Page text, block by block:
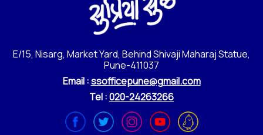
E/15, Nisarg, Market Yard, Behind Shivaji Maharaj Statue,
Pune-411037
Email :ssofficepune@gmail.com
Tel :020-24263266